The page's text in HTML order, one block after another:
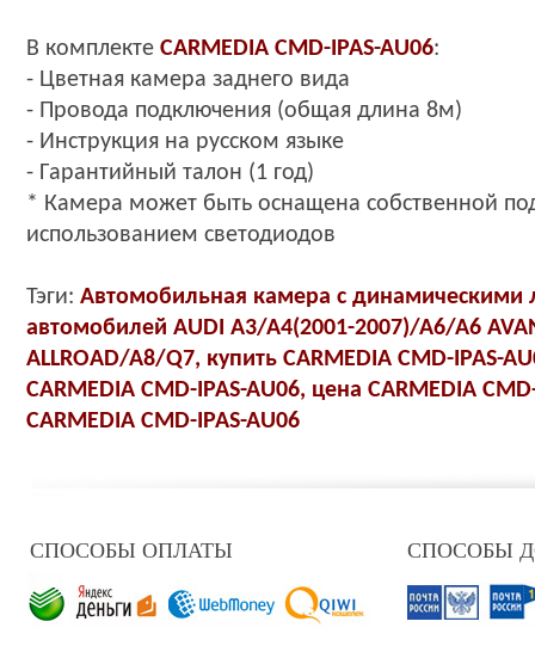
В комплекте CARMEDIA CMD-IPAS-AU06:
- Цветная камера заднего вида
- Провода подключения (общая длина 8м)
- Инструкция на русском языке
- Гарантийный талон (1 год)
* Камера может быть оснащена собственной
использованием светодиодов
Тэги: Автомобильная камера с динамическими
автомобилей AUDI A3/A4(2001-2007)/A6/A6
ALLROAD/A8/Q7, купить CARMEDIA CMD-IPAS-
CARMEDIA CMD-IPAS-AU06, цена CARMEDIA
CARMEDIA CMD-IPAS-AU06
СПОСОБЫ ОПЛАТЫ СПОСОБЫ